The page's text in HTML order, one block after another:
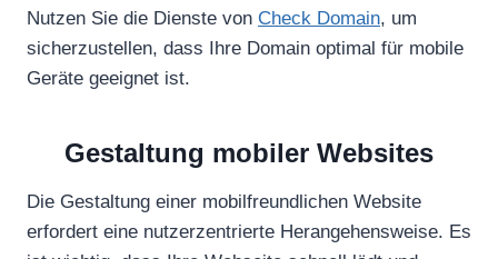
Nutzen Sie die Dienste von Check Domain, um
sicherzustellen, dass Ihre Domain optimal für mobile
Geräte geeignet ist.
Gestaltung mobiler Websites
Die Gestaltung einer mobilfreundlichen Website
erfordert eine nutzerzentrierte Herangehensweise. Es